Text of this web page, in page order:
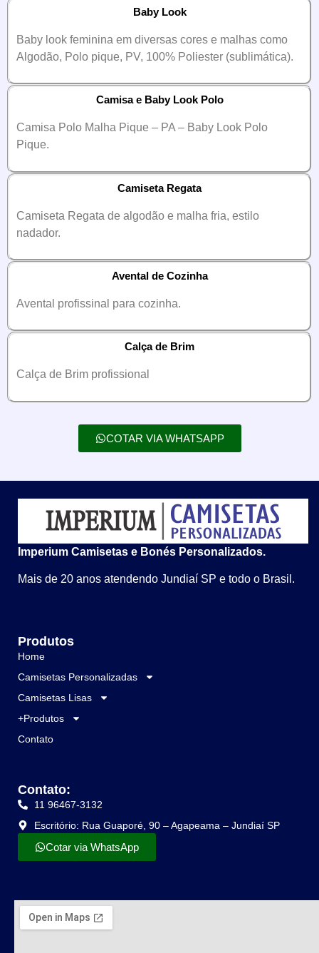
Baby Look
Baby look feminina em diversas cores e malhas como
Algodão, Polo pique, PV, 100% Poliester (sublimática).
Camisa e Baby Look Polo
Camisa Polo Malha Pique – PA – Baby Look Polo
Pique.
Camiseta Regata
Camiseta Regata de algodão e malha fria, estilo
nadador.
Avental de Cozinha
Avental profissinal para cozinha.
Calça de Brim
Calça de Brim profissional
COTAR VIA WHATSAPP
Imperium Camisetas e Bonés Personalizados.
Mais de 20 anos atendendo Jundiaí SP e todo o Brasil.
Produtos
Home
Camisetas Personalizadas
Camisetas Lisas
+Produtos
Contato
Contato:
11 96467-3132
Escritório: Rua Guaporé, 90 – Agapeama – Jundiaí SP
Cotar via WhatsApp